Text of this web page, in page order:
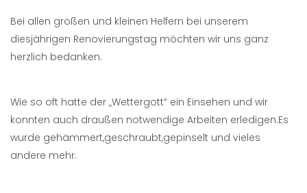
Bei allen großen und kleinen Helfern bei unserem
diesjährigen Renovierungstag möchten wir uns ganz
herzlich bedanken.
Wie so oft hatte der „Wettergott“ ein Einsehen und wir
konnten auch draußen notwendige Arbeiten erledigen.Es
wurde gehämmert,geschraubt,gepinselt und vieles
andere mehr.